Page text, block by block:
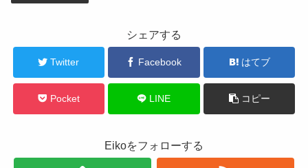
シェアする
Twitter Facebook はてブ
Pocket LINE コピー
Eikoをフォローする